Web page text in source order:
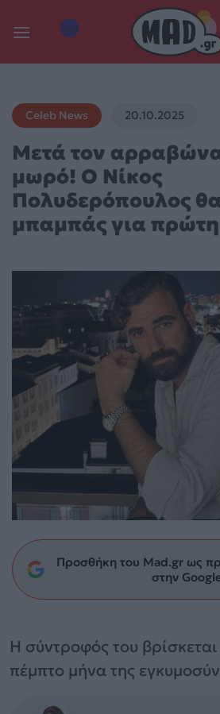
Celeb News 20.10.2025
Μετά τον
μωρό! Ο Νίκος
Πολυδερόπουλος θα
μπαμπάς για
Προσθήκη του Mad.gr ως
στην
Η σύντροφός του
πέμπτο μήνα της